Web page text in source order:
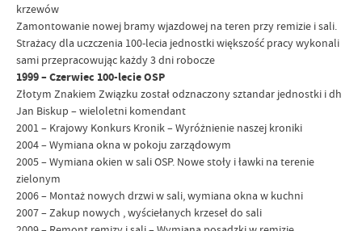
krzewów
Zamontowanie nowej bramy wjazdowej na teren przy remizie i sali.
Strażacy dla uczczenia 100-lecia jednostki większość pracy wykonali
sami przepracowując każdy 3 dni robocze
1999 – Czerwiec 100-lecie OSP
Złotym Znakiem Związku został odznaczony sztandar jednostki i dh
Jan Biskup – wieloletni komendant
2001 – Krajowy Konkurs Kronik – Wyróżnienie naszej kroniki
2004 – Wymiana okna w pokoju zarządowym
2005 – Wymiana okien w sali OSP. Nowe stoły i ławki na terenie
zielonym
2006 – Montaż nowych drzwi w sali, wymiana okna w kuchni
2007 – Zakup nowych , wyściełanych krzeseł do sali